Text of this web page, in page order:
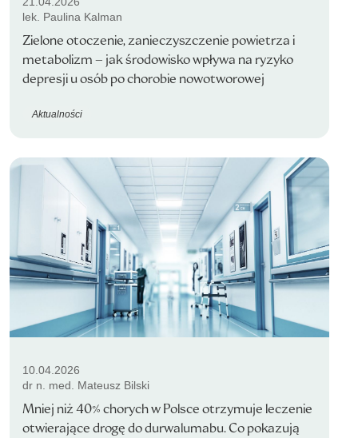
lek. Paulina Kalman
Zielone otoczenie, zanieczyszczenie powietrza i
metabolizm – jak środowisko wpływa na ryzyko
depresji u osób po chorobie nowotworowej
Aktualności
10.04.2026
dr n. med. Mateusz Bilski
Mniej niż 40% chorych w Polsce otrzymuje leczenie
otwierające drogę do durwalumabu. Co pokazują